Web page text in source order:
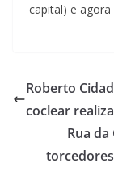
capital) e agora
Roberto
coclear
Rua